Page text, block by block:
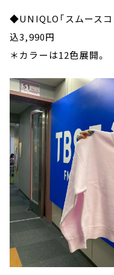
◆UNIQLO「スムース
込3,990円
＊カラーは12色展開。